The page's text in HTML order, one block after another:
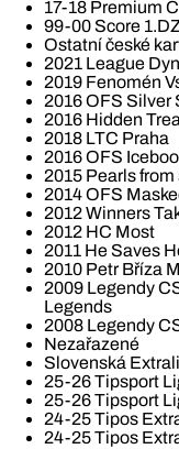
17-18 Premium
99-00 Score
Ostatní české
2021 League
2019 Fenomén
2016 OFS Silver
2016 Hidden
2018 LTC Praha
2016 OFS
2015 Pearls from
2014 OFS
2012 Winners
2012 HC Most
2011 He Saves
2010 Petr Bříza
2009 Legendy
Legends
2008 Legendy
Nezařazené
Slovenská
25-26 Tipsport
25-26 Tipsport
24-25 Tipos
24-25 Tipos